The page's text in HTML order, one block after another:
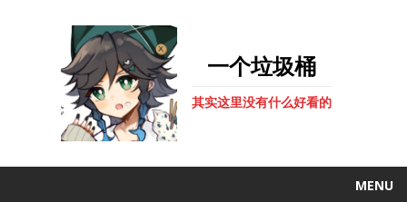
一个垃圾桶
其实这里没有什么好看的
MENU